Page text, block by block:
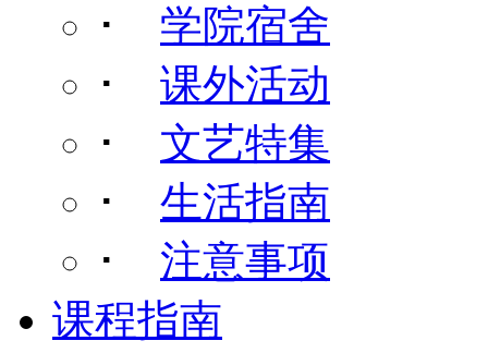
･ 学院宿舍
･ 课外活动
･ 文艺特集
･ 生活指南
･ 注意事项
课程指南